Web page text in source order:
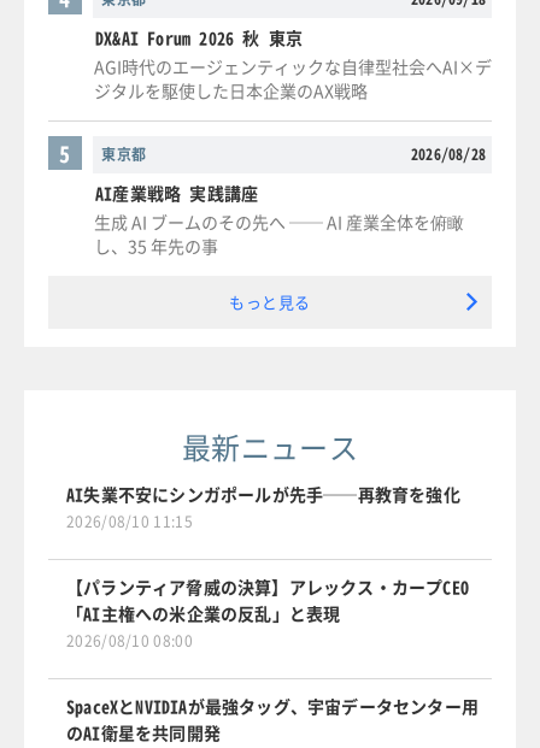
DX&AI Forum 2026 秋 東京
AGI時代のエージェンティックな自律型社会へAI×デ
ジタルを駆使した日本企業のAX戦略
東京都 2026/08/28
5
AI産業戦略 実践講座
生成 AI ブームのその先へ ── AI 産業全体を俯瞰
し、35 年先の事
もっと見る
最新ニュース
AI失業不安にシンガポールが先手──再教育を強化
2026/08/10 11:15
【パランティア脅威の決算】アレックス・カープCEO
「AI主権への米企業の反乱」と表現
2026/08/10 08:00
SpaceXとNVIDIAが最強タッグ、宇宙データセンター用
のAI衛星を共同開発